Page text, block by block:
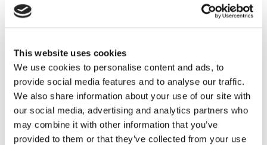
This website uses cookies
We use cookies to personalise content and ads, to
provide social media features and to analyse our traffic.
We also share information about your use of our site with
our social media, advertising and analytics partners who
may combine it with other information that you’ve
provided to them or that they’ve collected from your use